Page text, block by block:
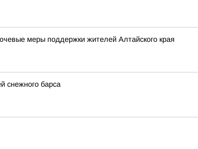
меры поддержки жителей Алтайского края
снежного барса